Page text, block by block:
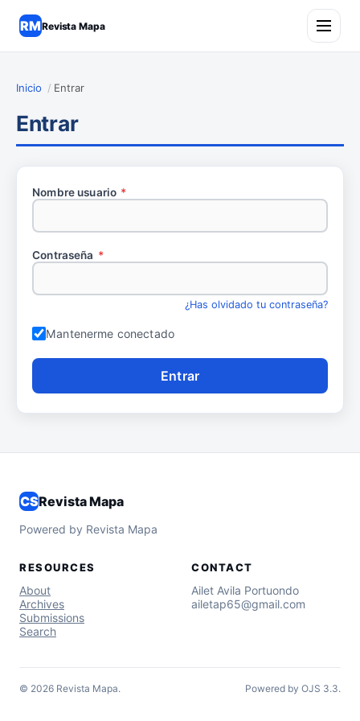
RMRevista Mapa
Inicio / Entrar
Entrar
Nombre usuario *
Contraseña *
¿Has olvidado tu contraseña?
Mantenerme conectado
Entrar
CSRevista Mapa
Powered by Revista Mapa
RESOURCES
About
Archives
Submissions
Search
CONTACT
Ailet Avila Portuondo
ailetap65@gmail.com
© 2026 Revista Mapa. Powered by OJS 3.3.